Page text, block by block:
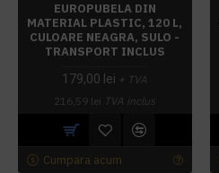
EUROPUBELA DIN
MATERIAL PLASTIC, 120 L,
CULOARE NEAGRA, SULO -
TRANSPORT INCLUS
179,00 lei + TVA
216,59 lei TVA inclus
Cumpara acum